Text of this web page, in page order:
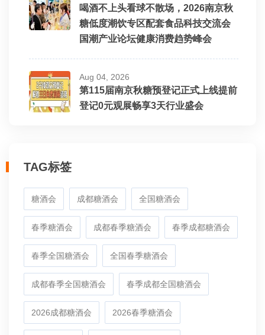
喝酒不上头看球不散场，2026南京秋
糖低度潮饮专区配套食品科技交流会
国潮产业论坛健康消费趋势峰会
Aug 04, 2026
第115届南京秋糖预登记正式上线提前
登记0元观展畅享3天行业盛会
TAG标签
糖酒会 成都糖酒会 全国糖酒会
春季糖酒会 成都春季糖酒会 春季成都糖酒会
春季全国糖酒会 全国春季糖酒会
成都春季全国糖酒会 春季成都全国糖酒会
2026成都糖酒会 2026春季糖酒会